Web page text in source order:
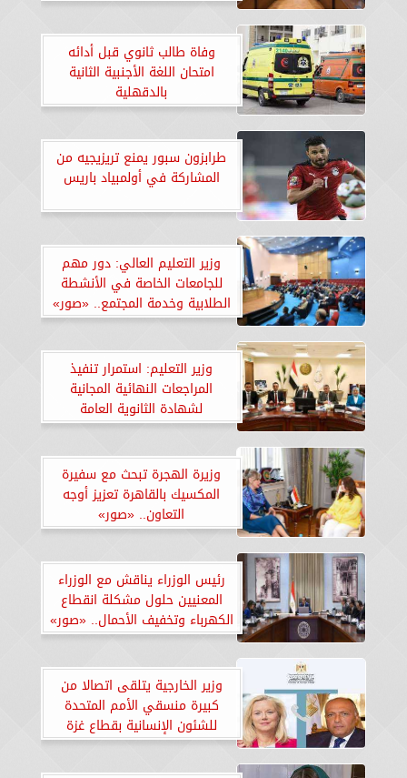
وفاة طالب ثانوي قبل أدائه
امتحان اللغة الأجنبية الثانية
بالدقهلية
طرابزون سبور يمنع تريزيجيه من
المشاركة في أولمبياد باريس
وزير التعليم العالي: دور مهم
للجامعات الخاصة في الأنشطة
الطلابية وخدمة المجتمع.. «صور»
وزير التعليم: استمرار تنفيذ
المراجعات النهائية المجانية
لشهادة الثانوية العامة
وزيرة الهجرة تبحث مع سفيرة
المكسيك بالقاهرة تعزيز أوجه
التعاون.. «صور»
رئيس الوزراء يناقش مع الوزراء
المعنيين حلول مشكلة انقطاع
الكهرباء وتخفيف الأحمال.. «صور»
وزير الخارجية يتلقى اتصالا من
كبيرة منسقي الأمم المتحدة
للشئون الإنسانية بقطاع غزة